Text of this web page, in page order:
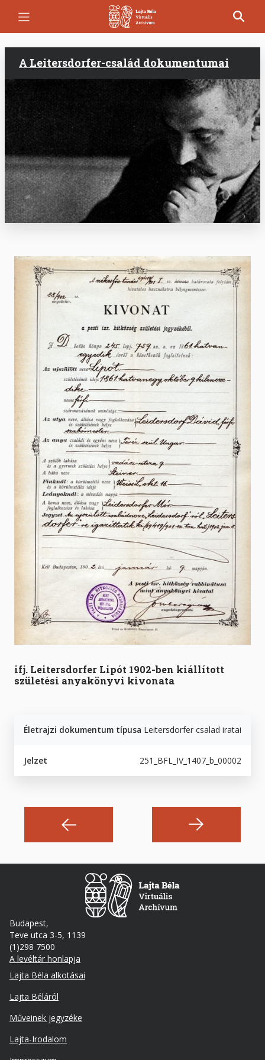
A Leitersdorfer-család dokumentumai
ifj. Leitersdorfer Lipót 1902-ben kiállított
születési anyakönyvi kivonata
Életrajzi dokumentum típusa Leitersdorfer csalad iratai
Jelzet 251_BFL_IV_1407_b_00002
Budapest,
Teve utca 3-5, 1139
(1)298 7500
A levéltár honlapja
Footer
Lajta Béla alkotásai
Lajta Béláról
Műveinek jegyzéke
Lajta-Irodalom
Lábléc